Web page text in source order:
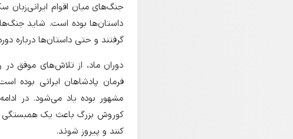
جنگ‌های میان اقوام ایرانی‌زبان
داستان‌ها بوده است. شاید
گرفتند و حتی داستان‌ها درباره
دوران ماد، از تلاش‌های موفق
فرمان پادشاهان ایرانی بوده
مشهور بوده یاد می‌شود. در
کوروش بزرگ باعث یک همبستگی
کنند و پیروز شوند.